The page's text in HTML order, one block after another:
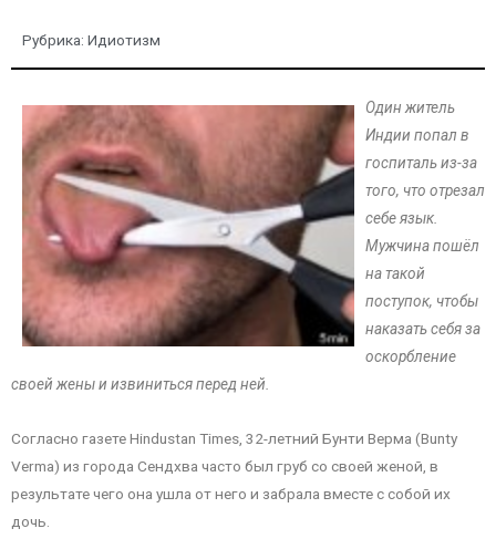
Рубрика: Идиотизм
Один житель
Индии попал в
госпиталь из-за
того, что отрезал
себе язык.
Мужчина пошёл
на такой
поступок, чтобы
наказать себя за
оскорбление
своей жены и извиниться перед ней.
Согласно газете Hindustan Times, 32-летний Бунти Верма (Bunty
Verma) из города Сендхва часто был груб со своей женой, в
результате чего она ушла от него и забрала вместе с собой их
дочь.